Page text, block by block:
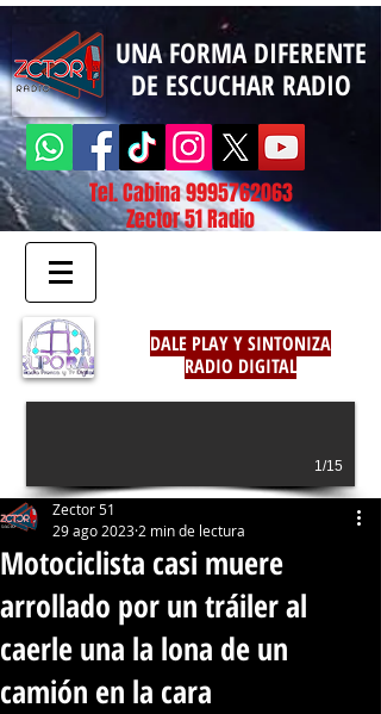
UNA FORMA DIFERENTE
DE ESCUCHAR RADIO
Tel. Cabina9995762063
Zector 51 Radio
DALE PLAY Y SINTONIZA
RADIO DIGITAL
1/15
Motociclista casi muere
arrollado por un tráiler al
caerle una la lona de un
camión en la cara
Zector 51
29 ago 2023 2 min de lectura